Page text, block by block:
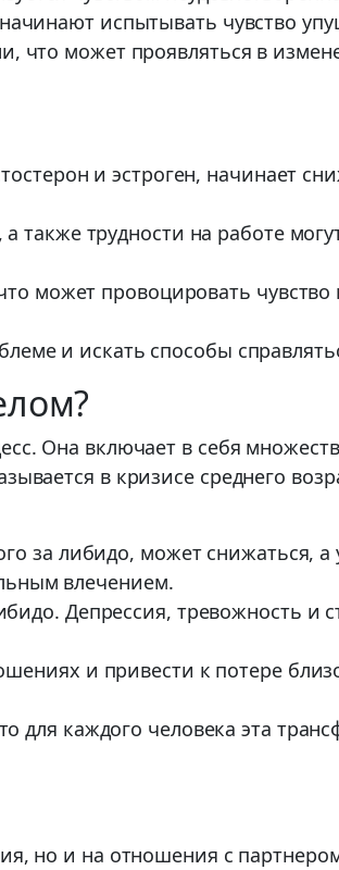
испытывать чувство
что может проявляться в
и эстроген, начинает
трудности на работе
может провоцировать чувство
и искать способы
Она включает в себя
в кризисе среднего
за либидо, может снижаться,
влечением.
Депрессия, тревожность и
и привести к потере
для каждого человека эта
но и на отношения с